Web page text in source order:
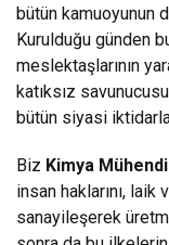
bütün kamuoyunun
Kurulduğu günden
meslektaşlarının
katıksız
bütün siyasi
Biz Kimya
insan haklarını,
sanayileşerek